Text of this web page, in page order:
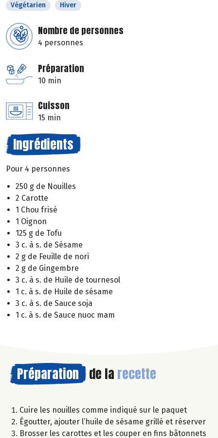
Végétarien
Hiver
Nombre de personnes
4 personnes
Préparation
10 min
Cuisson
15 min
Ingrédients
Pour 4 personnes
250 g de Nouilles
2 Carotte
1 Chou frisé
1 Oignon
125 g de Tofu
3 c. à s. de Sésame
2 g de Feuille de nori
2 g de Gingembre
3 c. à s. de Huile de tournesol
1 c. à s. de Huile de sésame
3 c. à s. de Sauce soja
1 c. à s. de Sauce nuoc mam
Préparation de la recette
Cuire les nouilles comme indiqué sur le paquet
Égoutter, ajouter l’huile de sésame grillé et réserver
Brosser les carottes et les couper en fins bâtonnets